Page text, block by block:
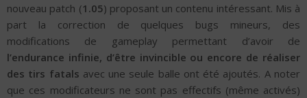
nouveau patch (1.05) proposant un contenu intéressant. Mis à
part la correction de quelques bugs mineurs, des
modifications de gameplay permettant d’avoir de
l’endurance infinie, d’être invincible ou encore de réaliser
des tirs fatals avec une seule balle ont été ajoutés. A noter
que ces modificateurs ne sont pas effectifs (même activés)